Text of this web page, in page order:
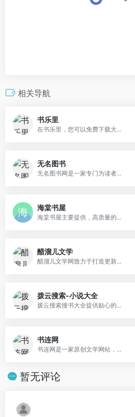
相关导航
书乐里
在书乐里，您可以免费下载大...
无名图书
无名图书网是一家专门为读者...
海棠书屋
海棠书屋主要提供，高质量的...
醋溜儿文学
醋溜儿文学网致力于打造更新...
拨云搜索-小说大全
拨云搜索搜书大全提供贴心的...
书连网
书连网是一家原创文学网站，...
暂无评论